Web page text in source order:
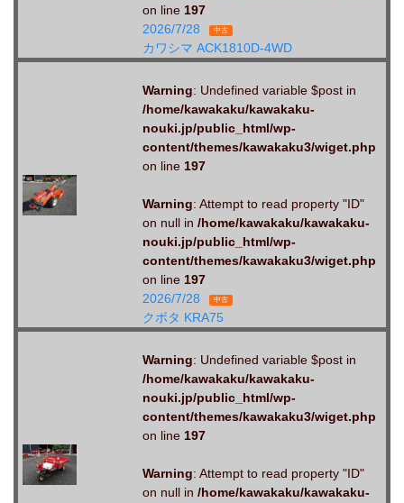
on line 197
2026/7/28
中古
カワシマ ACK1810D-4WD
Warning: Undefined variable $post in
/home/kawakaku/kawakaku-
nouki.jp/public_html/wp-
content/themes/kawakaku3/wiget.php
on line 197
Warning: Attempt to read property "ID"
on null in /home/kawakaku/kawakaku-
nouki.jp/public_html/wp-
content/themes/kawakaku3/wiget.php
on line 197
2026/7/28
中古
クボタ KRA75
Warning: Undefined variable $post in
/home/kawakaku/kawakaku-
nouki.jp/public_html/wp-
content/themes/kawakaku3/wiget.php
on line 197
Warning: Attempt to read property "ID"
on null in /home/kawakaku/kawakaku-